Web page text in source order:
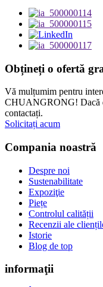
Obțineți o ofertă
Vă mulțumim pentru
CHUANGRONG! Dacă
contactați.
Solicitați acum
Compania noastră
Despre noi
Sustenabilitate
Expoziţie
Piețe
Controlul calității
Recenzii ale
Istorie
Blog de top
informaţii